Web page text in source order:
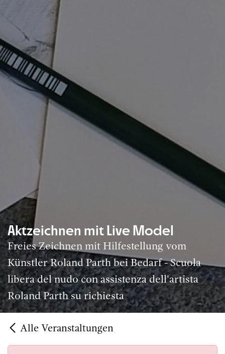
Aktzeichnen mit Live Model
Freies Zeichnen mit Hilfestellung vom
Künstler Roland Parth bei Bedarf - Scuola
libera del nudo con assistenza dell'artista
Roland Parth su richiesta
Alle Veranstaltungen